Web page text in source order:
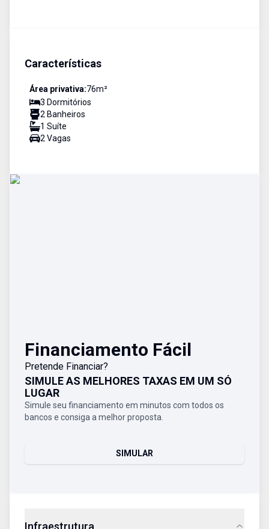
Características
Área privativa:76m²
3 Dormitórios
2 Banheiros
1 Suíte
2 Vagas
Financiamento Fácil
Pretende Financiar?
SIMULE AS MELHORES TAXAS EM UM SÓ
LUGAR
Simule seu financiamento em minutos com todos os
bancos e consiga a melhor proposta.
SIMULAR
Infraestrutura